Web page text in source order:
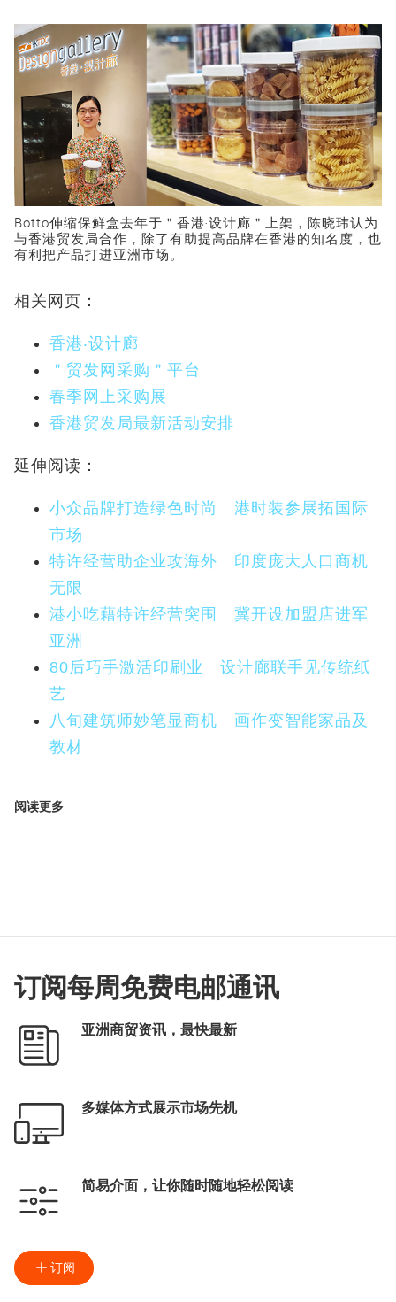
Botto伸缩保鲜盒去年于＂香港‧设计廊＂上架，陈晓玮认为
与香港贸发局合作，除了有助提高品牌在香港的知名度，也
有利把产品打进亚洲市场。
相关网页：
香港‧设计廊
＂贸发网采购＂平台
春季网上采购展
香港贸发局最新活动安排
延伸阅读：
小众品牌打造绿色时尚 港时装参展拓国际
市场
特许经营助企业攻海外 印度庞大人口商机
无限
港小吃藉特许经营突围 冀开设加盟店进军
亚洲
80后巧手激活印刷业 设计廊联手见传统纸
艺
八旬建筑师妙笔显商机 画作变智能家品及
教材
阅读更多
订阅每周免费电邮通讯
亚洲商贸资讯，最快最新
多媒体方式展示市场先机
简易介面，让你随时随地轻松阅读
订阅